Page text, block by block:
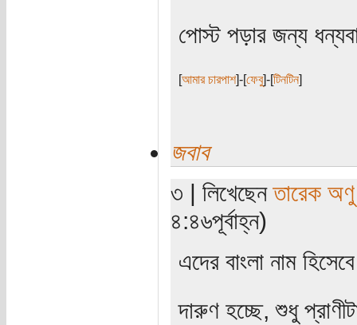
পোস্ট পড়ার জন্য
[আমার চারপাশ]-[ফেবু]-[টিনটিন]
জবাব
৩ | লিখেছেনতারেক অণু
৪:৪৬পূর্বাহ্ন)
এদের বাংলা নাম
দারুণ হচ্ছে, শুধু